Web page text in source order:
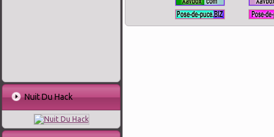
Nuit Du Hack